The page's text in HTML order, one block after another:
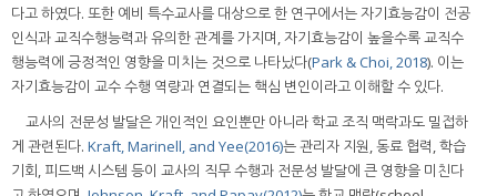
다고 하였다. 또한 예비 특수교사를 대상으로 한 연구에서는 자기효능감이 전공
인식과 교직수행능력과 유의한 관계를 가지며, 자기효능감이 높을수록 교직수
행능력에 긍정적인 영향을 미치는 것으로 나타났다(Park & Choi, 2018). 이는
자기효능감이 교수 수행 역량과 연결되는 핵심 변인이라고 이해할 수 있다.
교사의 전문성 발달은 개인적인 요인뿐만 아니라 학교 조직 맥락과도 밀접하
게 관련된다. Kraft, Marinell, and Yee(2016)는 관리자 지원, 동료 협력, 학습
기회, 피드백 시스템 등이 교사의 직무 수행과 전문성 발달에 큰 영향을 미친다